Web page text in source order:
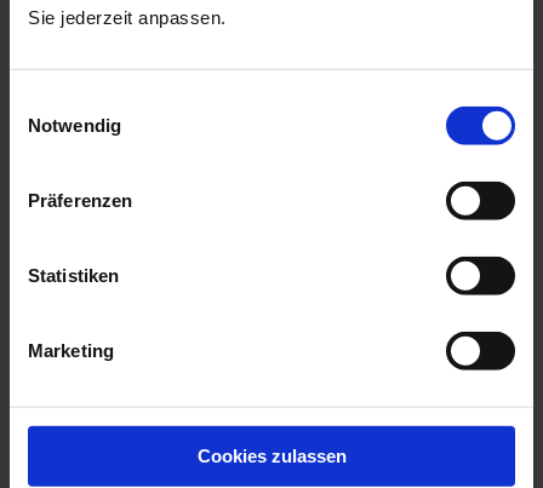
Sie jederzeit anpassen.
Notwendig
Präferenzen
Statistiken
Marketing
Cookies zulassen
White, H ...
Waves Relief, Wh...
we think you’ll like these